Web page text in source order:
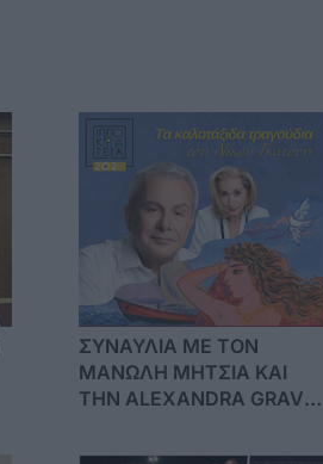
ΣΥΝΑΥΛΙΑ ΜΕ ΤΟΝ
ΜΑΝΩΛΗ ΜΗΤΣΙΑ ΚΑΙ
ΤΗΝ ALEXANDRA GRAVAS